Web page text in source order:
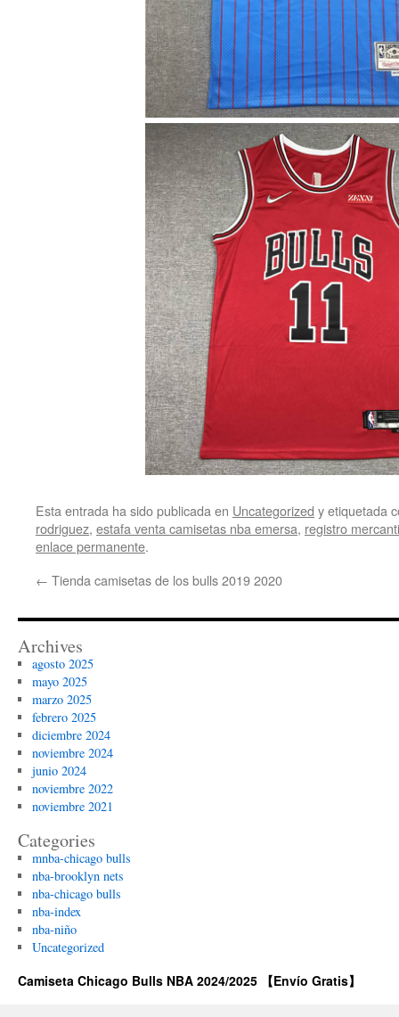
Esta entrada ha sido publicada en Uncategorized y etiquetada
rodriguez, estafa venta camisetas nba emersa, registro
enlace permanente.
← Tienda camisetas de los bulls 2019 2020
Archives
agosto 2025
mayo 2025
marzo 2025
febrero 2025
diciembre 2024
noviembre 2024
junio 2024
noviembre 2022
noviembre 2021
Categories
mnba-chicago bulls
nba-brooklyn nets
nba-chicago bulls
nba-index
nba-niño
Uncategorized
Camiseta Chicago Bulls NBA 2024/2025 【Envío Gratis】